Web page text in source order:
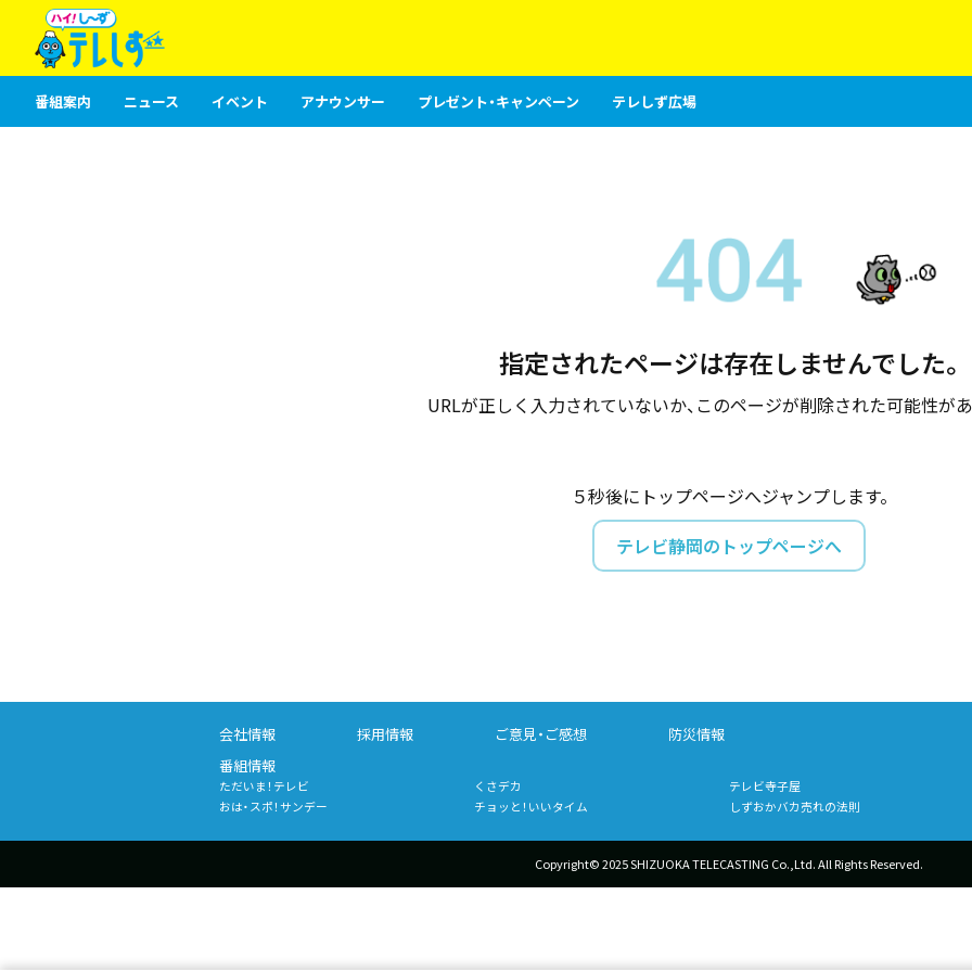
番組案内 ニュース イベント アナウンサー プレゼント・キャンペーン テレしず広場
指定されたページは存在しませんでした。
URLが正しく入力されていないか、このページが削除された可能性があ
５秒後にトップページへジャンプします。
テレビ静岡のトップページへ
会社情報 採用情報 ご意見・ご感想
防災情報
番組情報
ただいま！テレビ くさデカ テレビ寺子屋
おは・スポ！サンデー
チョッと！いいタイム しずおかバカ売れの法則
Copyright© 2025 SHIZUOKA TELECASTING Co.,Ltd.All Rights Reserved.